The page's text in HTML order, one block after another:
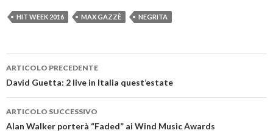
HIT WEEK 2016 MAX GAZZÈ NEGRITA
Navigazione
articolo
ARTICOLO PRECEDENTE
David Guetta: 2 live in Italia quest’estate
ARTICOLO SUCCESSIVO
Alan Walker porterà “Faded” ai Wind Music Awards